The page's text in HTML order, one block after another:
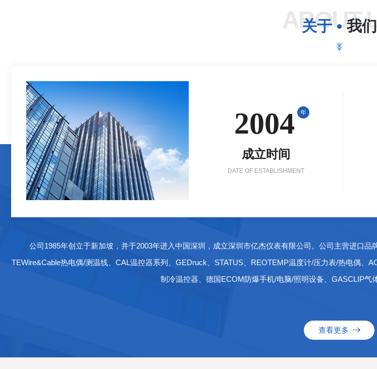
ABOUT
关于 我们
2004 年
成立时间
DATE OF ESTABLISHMENT
公司1985年创立于新加坡，并于2003年进入中国深圳，成立深圳市亿杰仪表有限公司。公司主营进口
TEWire&Cable热电偶/测温线、CAL温控器系列、GEDruck、STATUS、REOTEMP温度计/压力表/热电偶
制冷温控器、德国ECOM防爆手机/电脑/照明设备、GASCLIP气
查看更多